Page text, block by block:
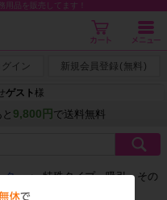
用品を販売してます！
グイン 新規会員登録 ( 無料 )
ゲスト様
9,800円 で送料無料
ター ＞特殊タイプ・吸引・その